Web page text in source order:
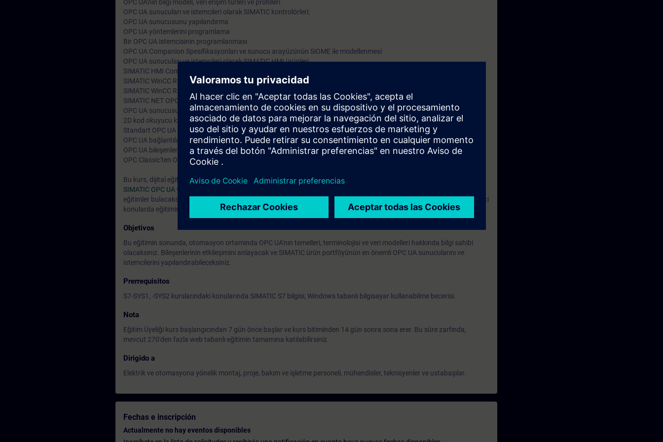
OPC UA'nın bilgi modeli, veri erişim türleri ve profilleri
OPC UA sunucuları ve istemcileri olarak SIMATIC kontrolörleri:
OPC UA sunucusunu yapılandırma
OPC UA yöntemlerini programlama
Bir OPC UA istemcisinin programlanması
OPC UA Companion Spesifikasyonları ve sunucu arayüzünün SiOME ile modellenmesi
OPC UA sunucuları ve istemcileri olarak SIMATIC HMI ürünleri
SIMATIC HMI Comfort/Mobile Panel
SIMATIC WinCC Runtime Advanced
SIMATIC WinCC Runtime Professional
SIMATIC NET OPC Server
OPC UA sunucusu olarak SIMATIC Ident RF600 Okuyucu
2D kod okuyucu kullanarak 3. Parti OPC UA sunucularının entegrasyonu
Standart OPC UA istemcileri (UaExpert, OPC Scout)
OPC UA bağlantılarının performansı
OPC UA bileşenlerinin teşhisi ve hata ayıklaması
OPC Classic'ten OPC UA'ya Geçiş
Bu kurs, dijital eğitim platformumuz olan SITRAIN accessiçin 4 haftalık bir Eğitim Üyeliği de içermektedir. Burada
SIMATIC OPC UAve,
eğitimler bulacaksınız. Eğitim Üyeliğine katılarak bu kursun etkinliğini derinleştirebilir veya tekrarlayabilir ve diğer ilgi çekici
konularda eğitiminize devam edebilirsiniz.
Objetivos
Bu eğitimin sonunda, otomasyon ortamında OPC UA'nın temelleri, terminolojisi ve veri modelleri hakkında bilgi sahibi
olacaksınız. Bileşenlerinin etkileşimini anlayacak ve SIMATIC ürün portföyünün en önemli OPC UA sunucularını ve
istemcilerini yapılandırabileceksiniz.
Prerrequisitos
S7-SYS1, -SYS2 kurslarındaki konularında SIMATIC S7 bilgisi, Windows tabanlı bilgisayar kullanabilme becerisi.
Nota
Eğitim Üyeliği kurs başlangıcından 7 gün önce başlar ve kurs bitiminden 14 gün sonra sona erer. Bu süre zarfında,
mevcut 270'den fazla web tabanlı eğitimin tamamına katılabilirsiniz.
Dirigido a
Elektrik ve otomasyona yönelik montaj, proje, bakım ve işletme personeli, mühendisler, teknisyenler ve ustabaşılar.
Fechas e inscripción
Actualmente no hay eventos disponibles